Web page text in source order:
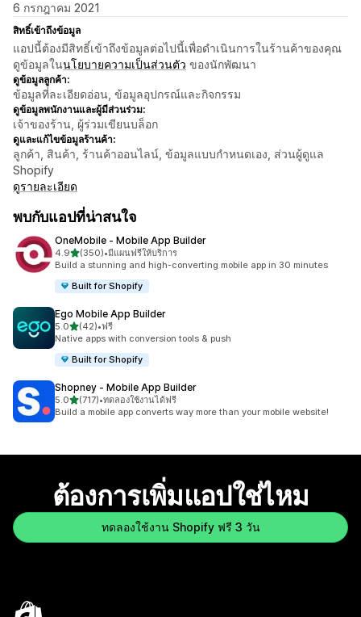
6 กรกฎาคม 2021
สิทธิ์เข้าถึงข้อมูล
แอปนี้ต้องมีสิทธิ์เข้าถึงข้อมูลต่อไปนี้เพื่อดำเนินการในร้านค้าของคุณ
ดูข้อมูลในนโยบายความเป็นส่วนตัว ของนักพัฒนา
ดูข้อมูลลูกค้า:
ข้อมูลที่ละเอียดอ่อน, ข้อมูลอุปกรณ์และกิจกรรม
ดูข้อมูลพนักงานและผู้มีส่วนร่วม:
เจ้าของร้าน, ผู้ร่วมเขียนบล็อก
ดูและแก้ไขข้อมูลร้านค้า:
ลูกค้า, สินค้า, ร้านค้าออนไลน์, ข้อมูลแบบกำหนดเอง, ส่วนผู้ดูแล
Shopify
ดูรายละเอียด
พบกับแอปที่น่าสนใจ
OneMobile ‑ Mobile App Builder
4.9เต็ม 5 ดาว
(350)
ทั้งหมด 350 รีวิว
•มีแผนฟรีให้บริการ
Build a stunning and high-converting mobile app in 30 minutes
Built for Shopify
Ego Mobile App Builder
5.0เต็ม 5 ดาว
(42)
ทั้งหมด 42 รีวิว
•ฟรี
Native apps with conversion tools & push
Built for Shopify
Shopney ‑ Mobile App Builder
5.0เต็ม 5 ดาว
(717)
ทั้งหมด 717 รีวิว
•ทดลองใช้งานได้ฟรี
Build a mobile app converts way more than your mobile website!
ต้องการเพิ่มแอปใช่ไหม
ทดลองใช้งาน Shopify ฟรี 3 วัน